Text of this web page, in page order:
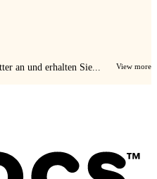
an und erhalten Sie... View more